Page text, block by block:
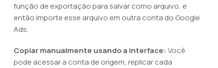
função de exportação para salvar como arquivo, e
então importe esse arquivo em outra conta do Google
Ads.
Copiar manualmente usando a interface: Você
pode acessar a conta de origem, replicar cada